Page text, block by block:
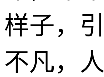
样子，
不凡，